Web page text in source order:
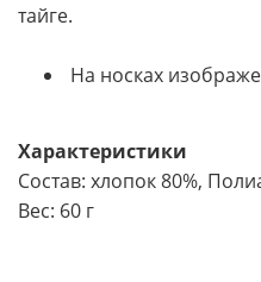
тайге.
На носках
Характеристики
Состав: хлопок 80%,
Вес: 60 г